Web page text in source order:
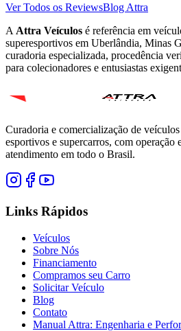
Ver Todos os ReviewsBlog Attra
A Attra Veículos é referência em
superesportivos em Uberlândia, Minas
curadoria especializada, procedência
para colecionadores e entusiastas
Curadoria e comercialização de
esportivos e supercarros, com operação
atendimento em todo o Brasil.
Links Rápidos
Veículos
Sobre Nós
Financiamento
Compramos seu Carro
Solicitar Veículo
Blog
Contato
Manual Attra: Engenharia e